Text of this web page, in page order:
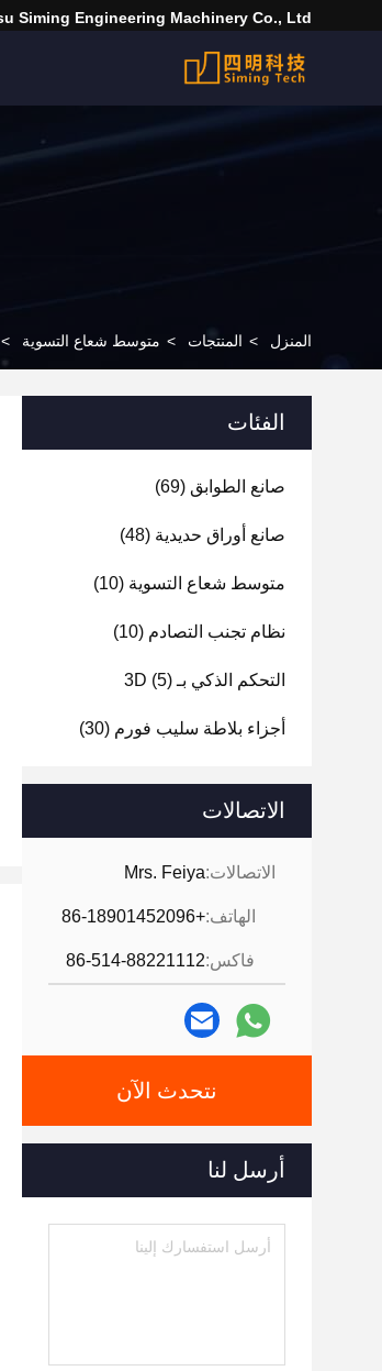
Siming Engineering Machinery Co., Ltd.
المنزل > المنتجات > متوسط شعاع التسوية >
الفئات
صانع الطوابق (69)
صانع أوراق حديدية (48)
متوسط شعاع التسوية (10)
نظام تجنب التصادم (10)
التحكم الذكي بـ 3D (5)
أجزاء بلاطة سليب فورم (30)
الاتصالات
الاتصالات:Mrs. Feiya
الهاتف:+86-18901452096
فاكس:86-514-88221112
نتحدث الآن
أرسل لنا